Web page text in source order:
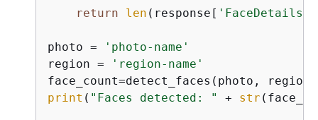
return len (response[ 'FaceDetails'
photo =
'photo-name'
region =
'region-name'
print ( "Faces detected: " + str